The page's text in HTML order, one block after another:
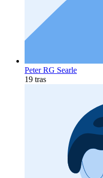
Peter RG Searle
19 tras